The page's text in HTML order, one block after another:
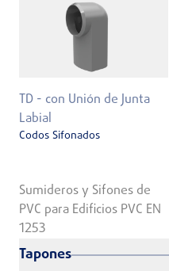
TD - con Unión de Junta
Labial
Codos Sifonados
Sumideros y Sifones de
PVC para Edificios PVC EN
1253
Tapones